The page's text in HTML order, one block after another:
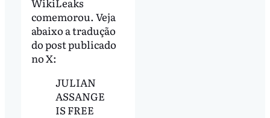
comemorou. Veja
abaixo a tradução
do post publicado
no X:
JULIAN
ASSANGE
IS FREE